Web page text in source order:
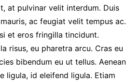
at pulvinar velit interdum. Duis
ac feugiat velit tempus ac.
et eros fringilla tincidunt.
risus, eu pharetra arcu. Cras eu
bibendum eu ut tellus. Aenean
ligula, id eleifend ligula. Etiam